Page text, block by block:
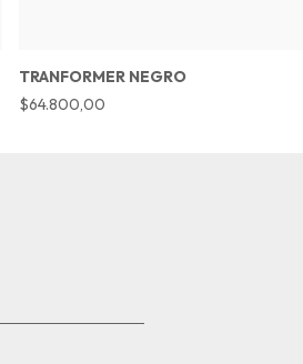
TRANFORMER NEGRO
$64.800,00